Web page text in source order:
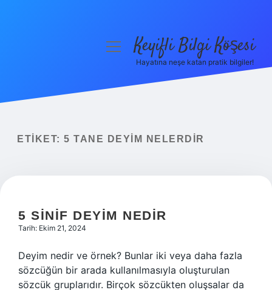
Yasal Uyarı
menüyüKeyifli Bilgi Köşesi
Hayatına neşe katan pratik bilgiler!
ETIKET: 5 TANE DEYIM NELERDIR
5 SINIF DEYIM NEDIR
Tarih: Ekim 21, 2024
Deyim nedir ve örnek? Bunlar iki veya daha fazla
sözcüğün bir arada kullanılmasıyla oluşturulan
sözcük gruplarıdır. Birçok sözcükten oluşsalar da